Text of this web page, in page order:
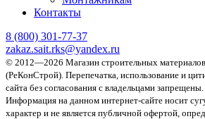
Контакты
8 (800) 301-77-37
zakaz.sait.rks@yandex.ru
© 2012—2026 Магазин строительных
(РеКонСтрой). Перепечатка, использование и
сайта без согласования с владельцами запрещены.
Информация на данном интернет-сайте носит
характер и не является публичной офертой,